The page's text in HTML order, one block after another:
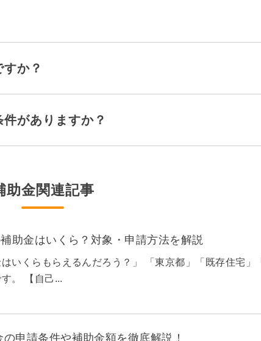
か？
がありますか？
助金関連記事
助金はいくら？対象・申請方法を解説
いくらもらえるんだろう？」 「東京都」「既存住宅」
。 【自己...
申請条件や補助金額を徹底解説！